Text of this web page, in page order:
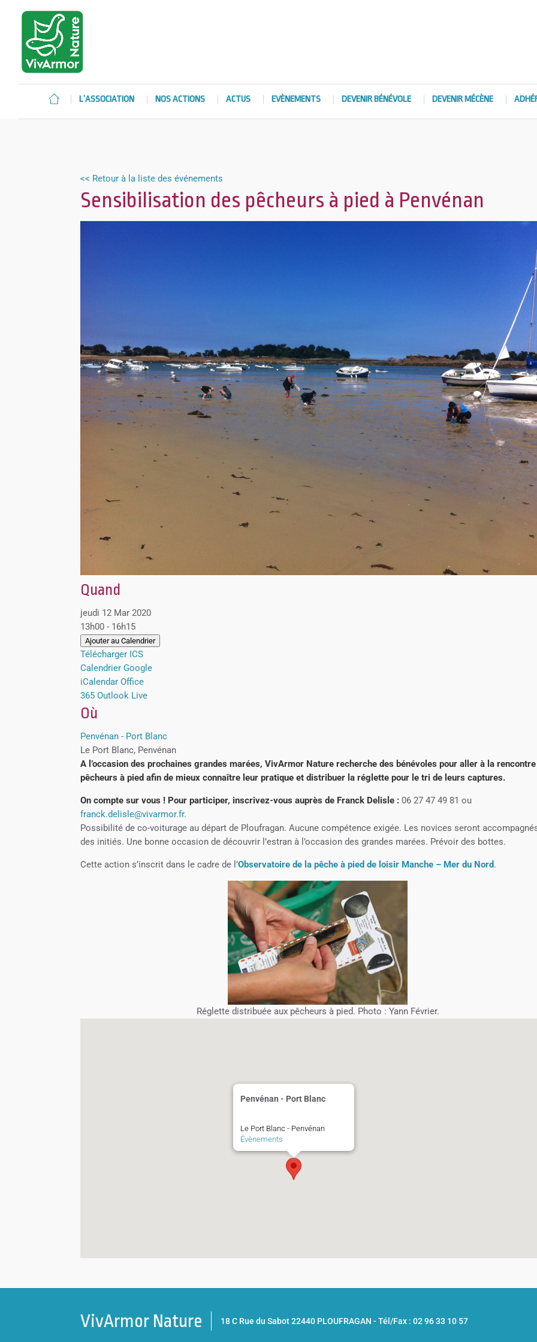
L’ASSOCIATION NOS ACTIONS ACTUS EVÈNEMENTS DEVENIR BÉNÉVOLE DEVENIR MÉCÈNE
<< Retour à la liste des événements
Sensibilisation des pêcheurs à pied à Penvénan
Quand
jeudi 12 Mar 2020
13h00 - 16h15
Ajouter au Calendrier
Télécharger ICS
Calendrier Google
iCalendar Office
365 Outlook Live
Où
Penvénan - Port Blanc
Le Port Blanc, Penvénan
A l’occasion des prochaines grandes marées, VivArmor Nature recherche des bénévoles pour aller à la
pêcheurs à pied afin de mieux connaître leur pratique et distribuer la réglette pour le tri de leurs captures.
On compte sur vous ! Pour participer, inscrivez-vous auprès de Franck Delisle : 06 27 47 49 81 ou
franck.delisle@vivarmor.fr.
Possibilité de co-voiturage au départ de Ploufragan. Aucune compétence exigée. Les novices seront
des initiés. Une bonne occasion de découvrir l’estran à l’occasion des grandes marées. Prévoir des bottes.
Cette action s’inscrit dans le cadre de l’Observatoire de la pêche à pied de loisir Manche – Mer du Nord.
Réglette distribuée aux pêcheurs à pied. Photo : Yann Février.
Penvénan - Port Blanc
Le Port Blanc - Penvénan
Évènements
VivArmor Nature 18 C Rue du Sabot 22440 PLOUFRAGAN -Tél/Fax : 02 96 33 10 57